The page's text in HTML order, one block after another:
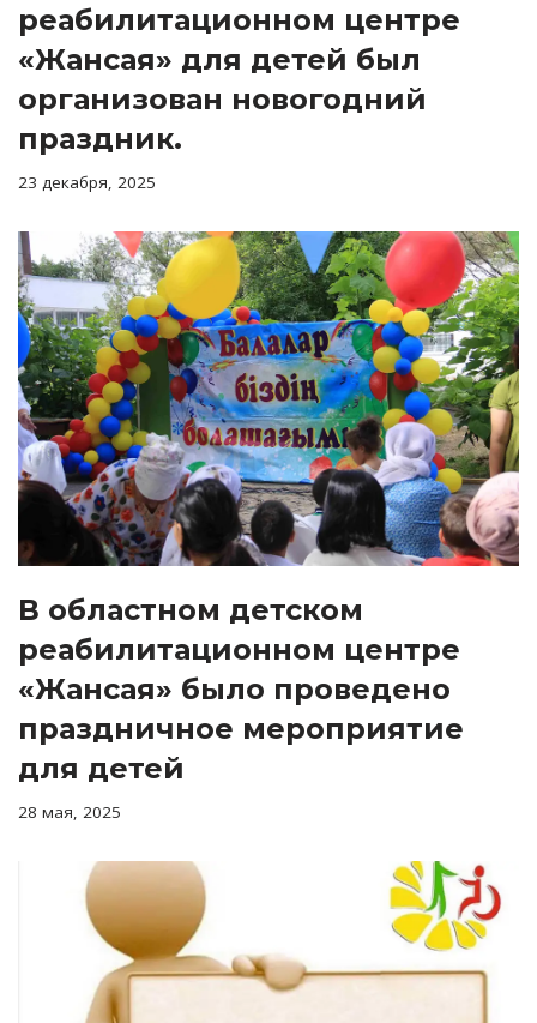
реабилитационном центре
«Жансая» для детей был
организован новогодний
праздник.
23 декабря, 2025
В областном детском
реабилитационном центре
«Жансая» было проведено
праздничное мероприятие
для детей
28 мая, 2025